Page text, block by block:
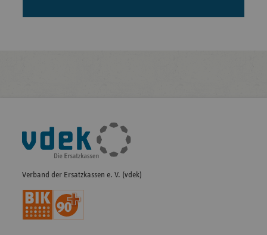
Fußleisten-
Navigation
Verband der Ersatzkassen e. V. (vdek)